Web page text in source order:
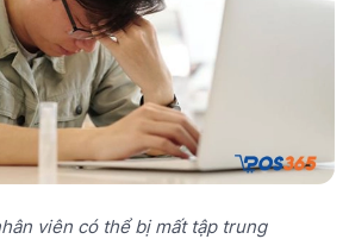
viên có thể bị mất tập trung